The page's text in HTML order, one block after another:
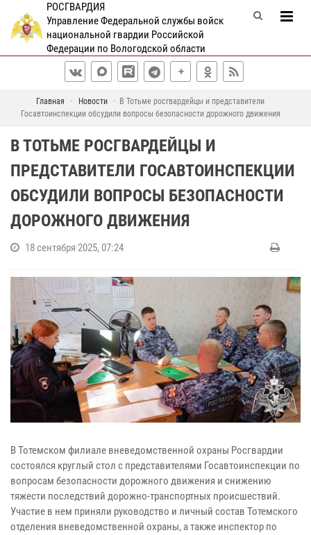
РОСГВАРДИЯ
Управление Федеральной службы войск
национальной гвардии Российской
Федерации по Вологодской области
Главная Новости
В Тотьме росгвардейцы и представители
Госавтоинспекции обсудили вопросы безопасности дорожного движения
В ТОТЬМЕ РОСГВАРДЕЙЦЫ И
ПРЕДСТАВИТЕЛИ ГОСАВТОИНСПЕКЦИИ
ОБСУДИЛИ ВОПРОСЫ БЕЗОПАСНОСТИ
ДОРОЖНОГО ДВИЖЕНИЯ
18 сентября 2025, 07:24
В Тотемском филиале вневедомственной охраны Росгвардии
состоялся круглый стол с представителями Госавтоинспекции по
вопросам безопасности дорожного движения и снижению
тяжести последствий дорожно-транспортных происшествий.
Участие в нем приняли руководство и личный состав Тотемского
отделения вневедомственной охраны, а также инспектор по